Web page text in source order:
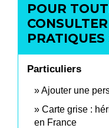
POUR
PRATIQUES
Particuliers
Ajouter une
Carte grise :
en France